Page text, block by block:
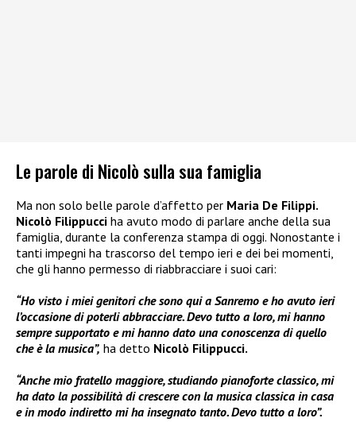
Le parole di Nicolò sulla sua famiglia
Ma non solo belle parole d’affetto per Maria De Filippi.
Nicolò Filippucci ha avuto modo di parlare anche della sua
famiglia, durante la conferenza stampa di oggi. Nonostante i
tanti impegni ha trascorso del tempo ieri e dei bei momenti,
che gli hanno permesso di riabbracciare i suoi cari:
“Ho visto i miei genitori che sono qui a Sanremo e ho avuto ieri
l’occasione di poterli abbracciare. Devo tutto a loro, mi hanno
sempre supportato e mi hanno dato una conoscenza di quello
che è la musica”, ha detto Nicolò Filippucci.
“Anche mio fratello maggiore, studiando pianoforte classico, mi
ha dato la possibilità di crescere con la musica classica in casa
e in modo indiretto mi ha insegnato tanto. Devo tutto a loro”.